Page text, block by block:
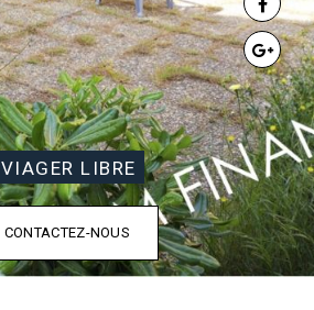
VIAGER LIBRE
CONTACTEZ-NOUS